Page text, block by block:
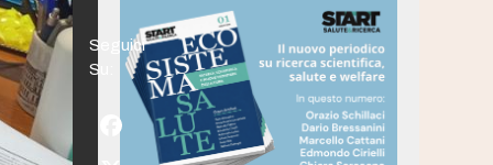
Seguici
Su:
Facebook